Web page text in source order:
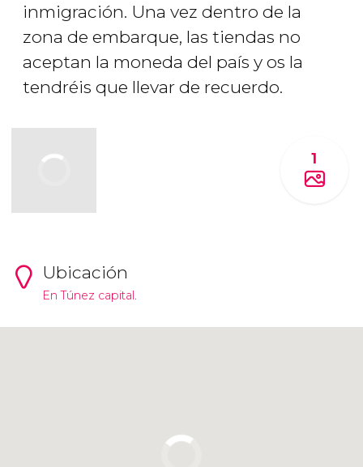
inmigración. Una vez dentro de la
zona de embarque, las tiendas no
aceptan la moneda del país y os la
tendréis que llevar de recuerdo.
1
Ubicación
En Túnez capital.